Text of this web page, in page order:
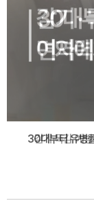
감기·독감 예